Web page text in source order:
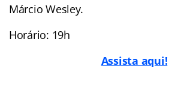
Márcio Wesley.
Horário: 19h
Assista aqui!